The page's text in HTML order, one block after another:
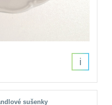
i
sušenky